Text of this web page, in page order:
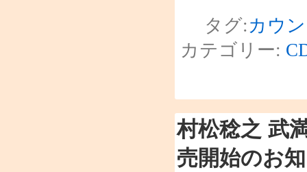
タグ:カウ
カテゴリー:
村松稔之 武
売開始のお